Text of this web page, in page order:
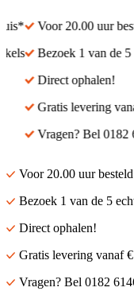
Voor 20.00 uur
Bezoek 1 van de 5
Direct ophalen!
Gratis levering vanaf
Vragen? Bel 0182
Voor 20.00 uur
Bezoek 1 van de 5
Direct ophalen!
Gratis levering vanaf
Vragen? Bel 0182